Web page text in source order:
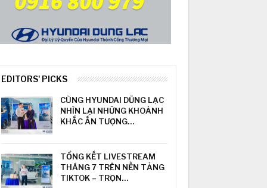
EDITORS' PICKS
CÙNG HYUNDAI DŨNG LẠC
NHÌN LẠI NHỮNG KHOẢNH
KHẮC ẤN TƯỢNG…
TỔNG KẾT LIVESTREAM
THÁNG 7 TRÊN NỀN TẢNG
TIKTOK – TRỌN…